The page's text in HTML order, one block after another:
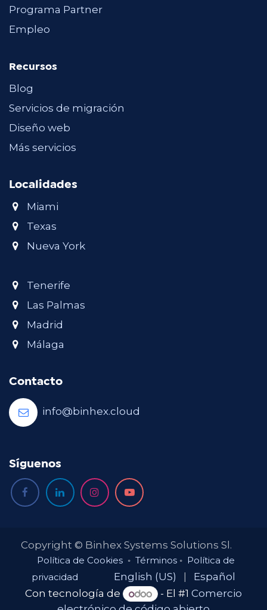
Programa Partner
Empleo
Recursos
Blog
Servicios de migración
Diseño web
Más servicios
Localidades
Miami
Texas
Nueva York
Tenerife
Las Palmas
Madrid
Málaga
Contacto
info@binhex.cloud
Síguenos
Copyright © Binhex Systems Solutions Sl.
Política de Cookies ◦ Términos ◦ Política de
privacidad
English (US)
Español
Con tecnología de
- El #1 Comercio